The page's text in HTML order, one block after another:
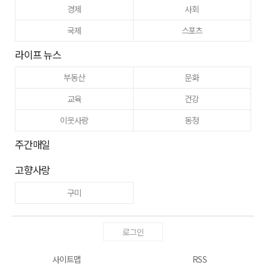
경제
사회
국제
스포츠
라이프 뉴스
부동산
문화
교육
건강
이웃사랑
동정
주간매일
고향사랑
구미
로그인
사이트맵 RSS